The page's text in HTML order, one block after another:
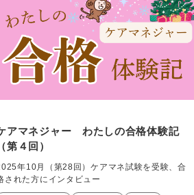
アマネジャー わたしの合格体験記
（第４回）
年10月（第28回）ケアマネ試験を受験、合
された方にインタビュー